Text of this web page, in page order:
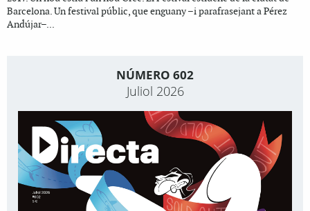
Barcelona. Un festival públic, que enguany –i parafrasejant a Pérez
Andújar–...
NÚMERO 602
Juliol 2026